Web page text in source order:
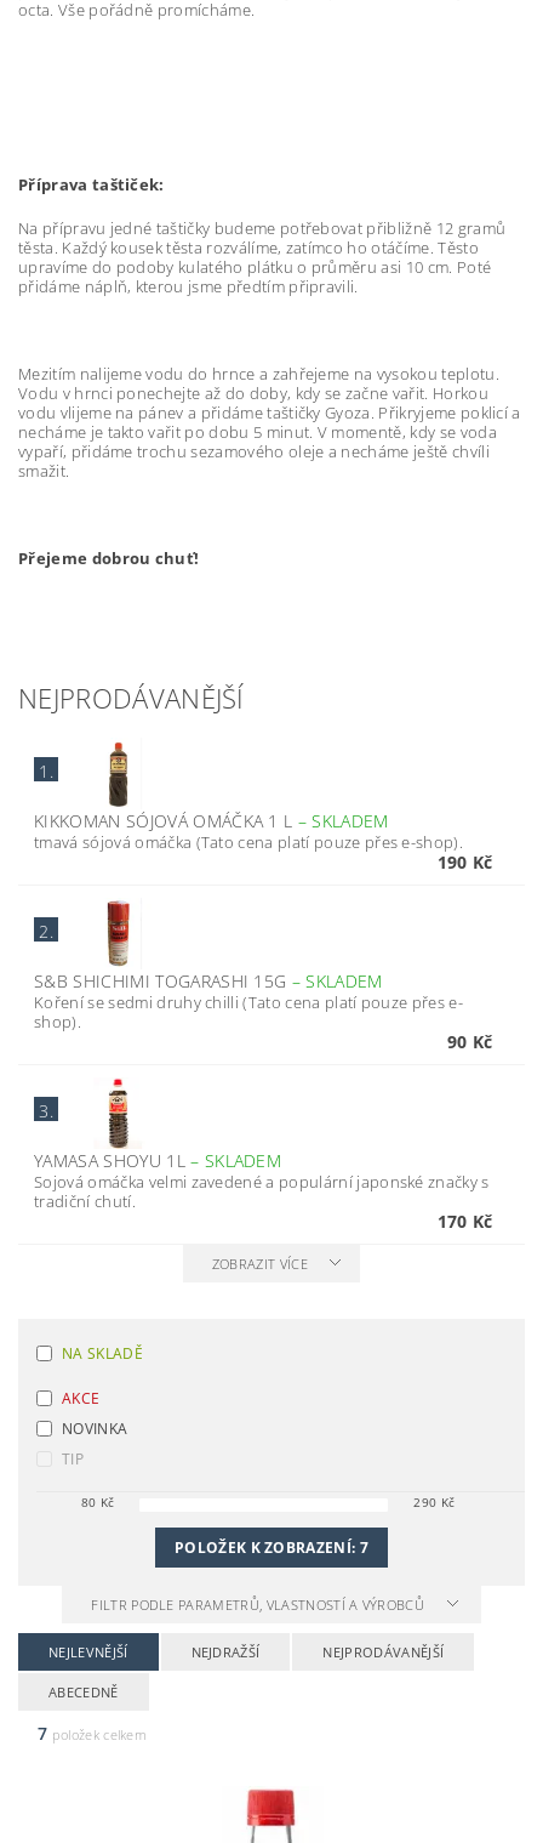
octa. Vše pořádně promícháme.
Příprava taštiček:
Na přípravu jedné taštičky budeme potřebovat přibližně 12 gramů
těsta. Každý kousek těsta rozválíme, zatímco ho otáčíme. Těsto
upravíme do podoby kulatého plátku o průměru asi 10 cm. Poté
přidáme náplň, kterou jsme předtím připravili.
Mezitím nalijeme vodu do hrnce a zahřejeme na vysokou teplotu.
Vodu v hrnci ponechejte až do doby, kdy se začne vařit. Horkou
vodu vlijeme na pánev a přidáme taštičky Gyoza. Přikryjeme poklicí a
necháme je takto vařit po dobu 5 minut. V momentě, kdy se voda
vypaří, přidáme trochu sezamového oleje a necháme ještě chvíli
smažit.
Přejeme dobrou chuť!
NEJPRODÁVANĚJŠÍ
1.
KIKKOMAN SÓJOVÁ OMÁČKA 1 L – SKLADEM
tmavá sójová omáčka (Tato cena platí pouze přes e-shop).
190 Kč
2.
S&B SHICHIMI TOGARASHI 15G – SKLADEM
Koření se sedmi druhy chilli (Tato cena platí pouze přes e-
shop).
90 Kč
3.
YAMASA SHOYU 1L– SKLADEM
Sojová omáčka velmi zavedené a populární japonské značky s
tradiční chutí.
170 Kč
ZOBRAZIT VÍCE
NA SKLADĚ
AKCE
NOVINKA
TIP
80 Kč 290 Kč
POLOŽEK K ZOBRAZENÍ: 7
FILTR PODLE PARAMETRŮ, VLASTNOSTÍ A VÝROBCŮ
NEJLEVNĚJŠÍ NEJDRAŽŠÍ NEJPRODÁVANĚJŠÍ
ABECEDNĚ
7 položek celkem